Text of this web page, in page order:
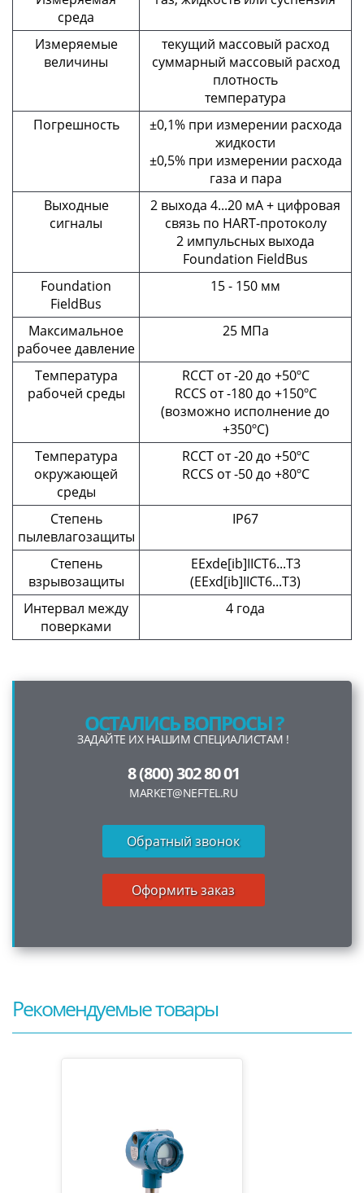
среда
Измеряемые
величины
текущий массовый расход
суммарный массовый расход
плотность
температура
Погрешность
±0,1% при измерении расхода
жидкости
±0,5% при измерении расхода
газа и пара
Выходные
сигналы
2 выхода 4...20 мА + цифровая
связь по HART-протоколу
2 импульсных выхода
Foundation FieldBus
Foundation
FieldBus
15 - 150 мм
Максимальное
рабочее давление
25 МПа
Температура
рабочей среды
RCCT от -20 до +50ºС
RCCS от -180 до +150ºС
(возможно исполнение до
+350ºС)
Температура
окружающей
среды
RCCT от -20 до +50ºС
RCCS от -50 до +80ºС
Степень
пылевлагозащиты
IP67
Степень
взрывозащиты
EExde[ib]IICT6...T3
(EExd[ib]IICT6...T3)
Интервал между
поверками
4 года
ОСТАЛИСЬ ВОПРОСЫ ?
ЗАДАЙТЕ ИХ НАШИМ СПЕЦИАЛИСТАМ !
8 (800) 302 80 01
MARKET@NEFTEL.RU
Обратный звонок
Оформить заказ
Рекомендуемые товары